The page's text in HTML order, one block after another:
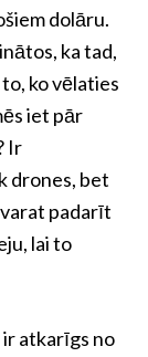
dolāru.
ka tad,
ko vēlaties
iet pār
Ir
drones, bet
padarīt
lai to
ir atkarīgs no